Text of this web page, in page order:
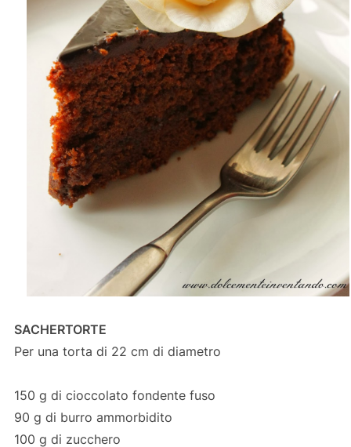
SACHERTORTE
Per una torta di 22 cm di diametro
150 g di cioccolato fondente fuso
90 g di burro ammorbidito
100 g di zucchero